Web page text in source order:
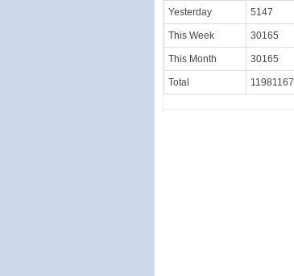
Yesterday 5147
This Week 30165
This Month 30165
Total 11981167